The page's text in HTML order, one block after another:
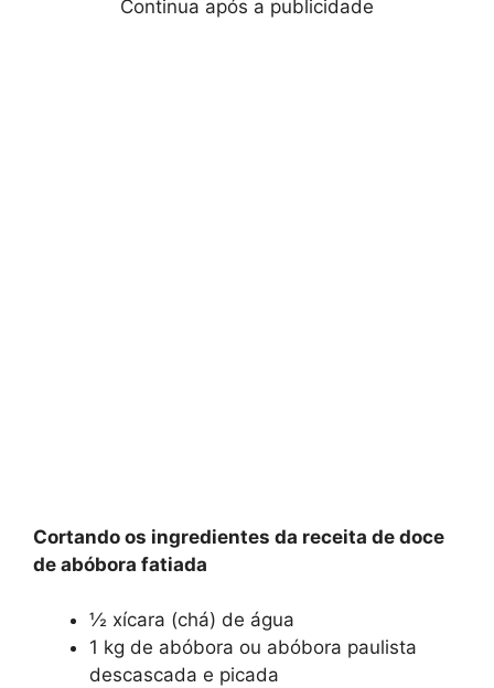
Continua após a publicidade
Cortando os ingredientes da receita de doce
de abóbora fatiada
½ xícara (chá) de água
1 kg de abóbora ou abóbora paulista
descascada e picada